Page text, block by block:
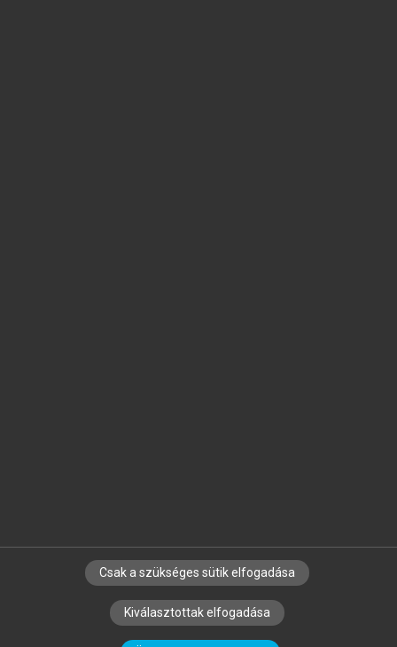
SZERZŐKNEK CÉGEKNEK KÖNYVTÁROSOKNAK
SZERKESZTÉSI ÉS LEKTORÁLÁSI ALAPELVEK
Csak a szükséges sütik elfogadása
Kiválasztottak elfogadása